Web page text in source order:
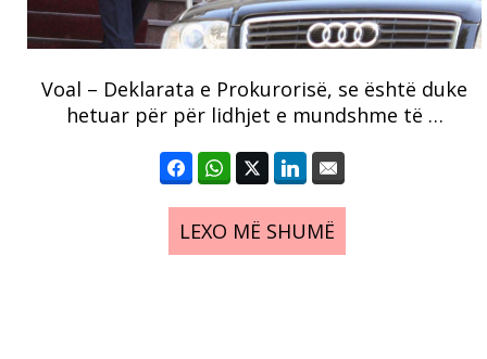
Voal – Deklarata e Prokurorisë, se është duke
hetuar për për lidhjet e mundshme të …
LEXO MË SHUMË